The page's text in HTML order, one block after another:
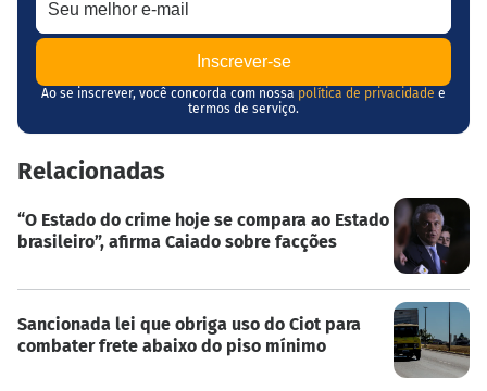
Ao se inscrever, você concorda com nossa política de privacidade e
termos de serviço.
Relacionadas
“O Estado do crime hoje se compara ao Estado
brasileiro”, afirma Caiado sobre facções
Sancionada lei que obriga uso do Ciot para
combater frete abaixo do piso mínimo